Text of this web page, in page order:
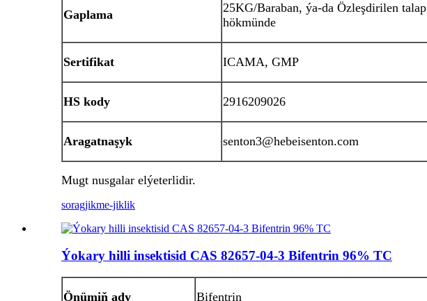
Gaplama
25KG/Baraban, ýa-da Özleşdirilen talap
hökmünde
Sertifikat ICAMA, GMP
HS kody 2916209026
Aragatnaşyk senton3@hebeisenton.com
Mugt nusgalar elýeterlidir.
soragjikme-jiklik
Ýokary hilli insektisid CAS 82657-04-3 Bifentrin 96% TC
Önümiň ady Bifentrin